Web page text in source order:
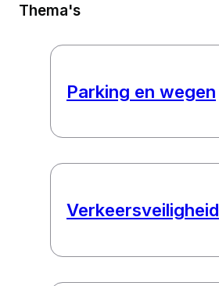
Thema's
Parking en wegen
Verkeersveiligheid